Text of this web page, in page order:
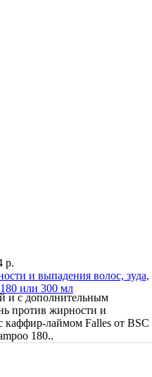
р.
и выпадения волос, зуда,
или 300 мл
и с дополнительным
против жирности и
каффир-лаймом Falles от BSC
180..